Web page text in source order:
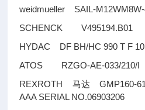
weidmueller SAIL-
SCHENCK V495194.B01
HYDAC DF BH/HC 990 T F 10
ATOS RZGO-AE-033/
REXROTH 马达 GMP160-
AAA SERIAL NO.06903206